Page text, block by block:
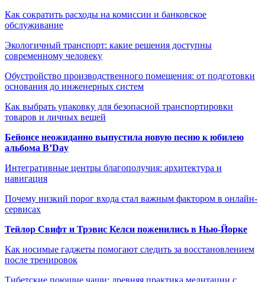
Как сократить расходы на комиссии и банковское
обслуживание
Экологичный транспорт: какие решения доступны
современному человеку
Обустройство производственного помещения: от подготовки
основания до инженерных систем
Как выбрать упаковку для безопасной транспортировки
товаров и личных вещей
Бейонсе неожиданно выпустила новую песню к юбилею
альбома B’Day
Интегративные центры благополучия: архитектура и
навигация
Почему низкий порог входа стал важным фактором в онлайн-
сервисах
Тейлор Свифт и Трэвис Келси поженились в Нью-Йорке
Как носимые гаджеты помогают следить за восстановлением
после тренировок
Тибетские поющие чаши: древняя практика медитации с